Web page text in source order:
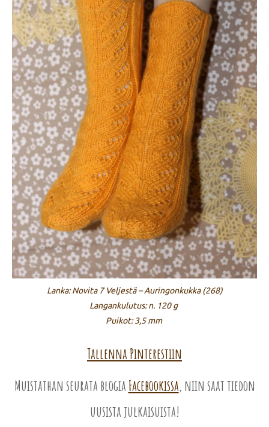
Lanka: Novita 7 Veljestä – Auringonkukka (268)
Langankulutus: n. 120 g
Puikot: 3,5 mm
Tallenna Pinterestiin
Muistathan seurata blogia Facebookissa, niin saat tiedon
uusista julkaisuista!